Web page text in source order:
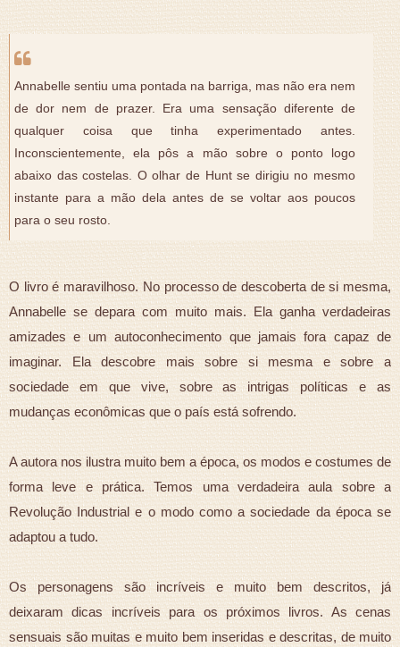
Annabelle sentiu uma pontada na barriga, mas não era nem
de dor nem de prazer. Era uma sensação diferente de
qualquer coisa que tinha experimentado antes.
Inconscientemente, ela pôs a mão sobre o ponto logo
abaixo das costelas. O olhar de Hunt se dirigiu no mesmo
instante para a mão dela antes de se voltar aos poucos
para o seu rosto.
O livro é maravilhoso. No processo de descoberta de si mesma,
Annabelle se depara com muito mais. Ela ganha verdadeiras
amizades e um autoconhecimento que jamais fora capaz de
imaginar. Ela descobre mais sobre si mesma e sobre a
sociedade em que vive, sobre as intrigas políticas e as
mudanças econômicas que o país está sofrendo.
A autora nos ilustra muito bem a época, os modos e costumes de
forma leve e prática. Temos uma verdadeira aula sobre a
Revolução Industrial e o modo como a sociedade da época se
adaptou a tudo.
Os personagens são incríveis e muito bem descritos, já
deixaram dicas incríveis para os próximos livros. As cenas
sensuais são muitas e muito bem inseridas e descritas, de muito